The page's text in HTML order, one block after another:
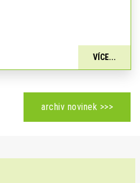
VÍCE...
archiv novinek >>>